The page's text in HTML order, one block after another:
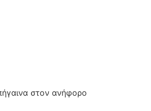
στον ανήφορο